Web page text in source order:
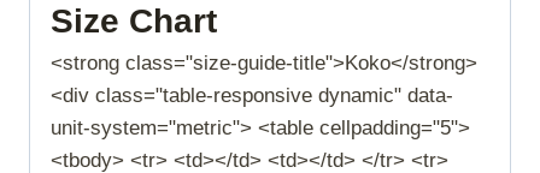
Size Chart
<strong class="size-guide-title">Koko</strong>
<div class="table-responsive dynamic" data-
unit-system="metric"> <table cellpadding="5">
<tbody> <tr> <td></td> <td></td> </tr> <tr>